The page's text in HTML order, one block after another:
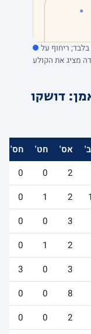
בלבד; ריחוף על
מציג את הקולע
דושקו
אס' חט'
חס'
2
0
0
2
1
0
3
0
0
2
1
0
3
0
3
8
0
0
2
0
0